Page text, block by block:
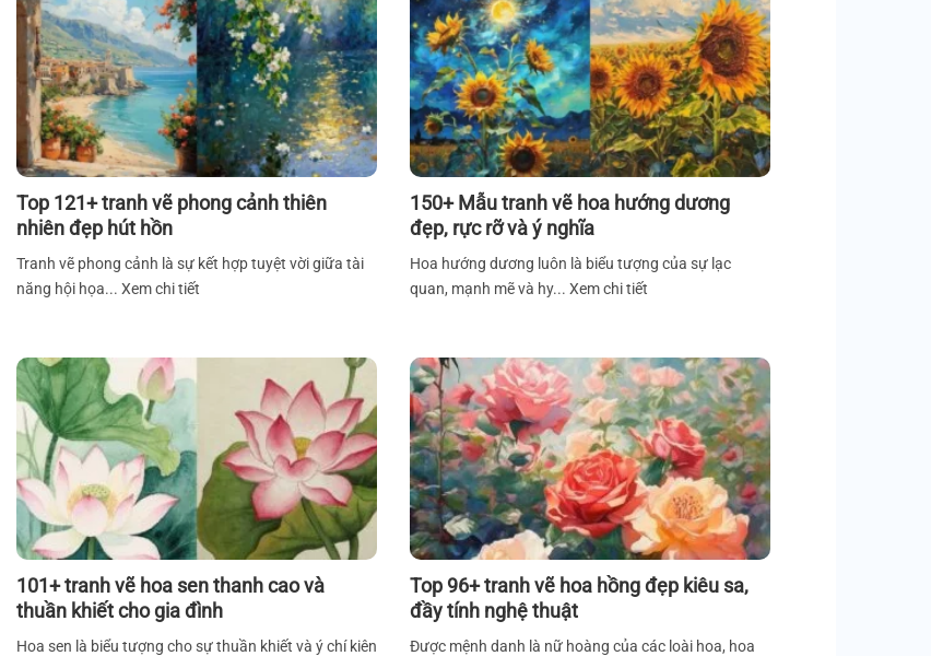
Top 121+ tranh vẽ phong cảnh thiên
nhiên đẹp hút hồn
Tranh vẽ phong cảnh là sự kết hợp tuyệt vời giữa tài
năng hội họa... Xem chi tiết
150+ Mẫu tranh vẽ hoa hướng dương
đẹp, rực rỡ và ý nghĩa
Hoa hướng dương luôn là biểu tượng của sự lạc
quan, mạnh mẽ và hy... Xem chi tiết
101+ tranh vẽ hoa sen thanh cao và
thuần khiết cho gia đình
Hoa sen là biểu tượng cho sự thuần khiết và ý chí kiên
Top 96+ tranh vẽ hoa hồng đẹp kiêu sa,
đầy tính nghệ thuật
Được mệnh danh là nữ hoàng của các loài hoa, hoa